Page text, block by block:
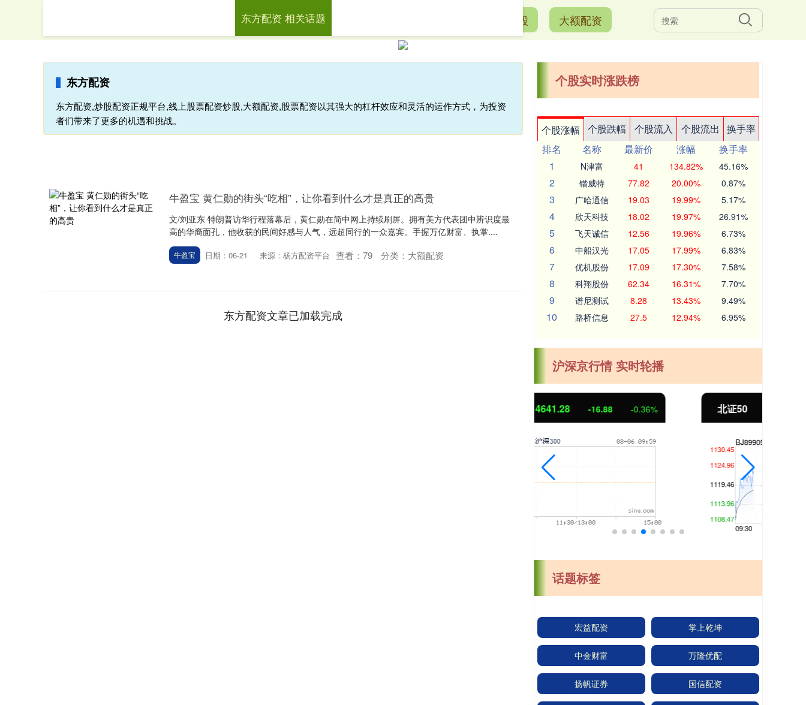
东方配资 线上股票配资炒股 大额配资
东方配资
东方配资,炒股配资正规平台,线上股票配资炒股,大额配资,股票配资以其强大的杠杆效应和灵活的运作方式，为投资
者们带来了更多的机遇和挑战。
东方配资 相关话题
牛盈宝 黄仁勋的街头“吃相”，让你看到什么才是真正的高贵
文/刘亚东 特朗普访华行程落幕后，黄仁勋在简中网上持续刷屏。拥有美方代表团中辨识度最
高的华裔面孔，他收获的民间好感与人气，远超同行的一众嘉宾。手握万亿财富、执掌....
牛盈宝 日期：06-21 来源：杨方配资平台 查看： 79 分类： 大额配资
东方配资文章已加载完成
个股实时涨跌榜
个股涨幅 个股跌幅 个股流入 个股流出
换手率
排名
名称 最新价 涨幅
换手率
1
N津富 41 134.82% 45.16%
2 锴威特 77.82 20.00% 0.87%
3 广哈通信 19.03 19.99% 5.17%
4 欣天科技 18.02 19.97% 26.91%
5 飞天诚信 12.56 19.96% 6.73%
6 中船汉光 17.05 17.99% 6.83%
7 优机股份 17.09 17.30% 7.58%
8 科翔股份 62.34 16.31% 7.70%
9 谱尼测试 8.28 13.43% 9.49%
10 路桥信息 27.5 12.94% 6.95%
沪深京行情 实时轮播
北证50 1122.15 0.24%
话题标签
宏益配资 掌上乾坤
中金财富 万隆优配
扬帆证券 国信配资